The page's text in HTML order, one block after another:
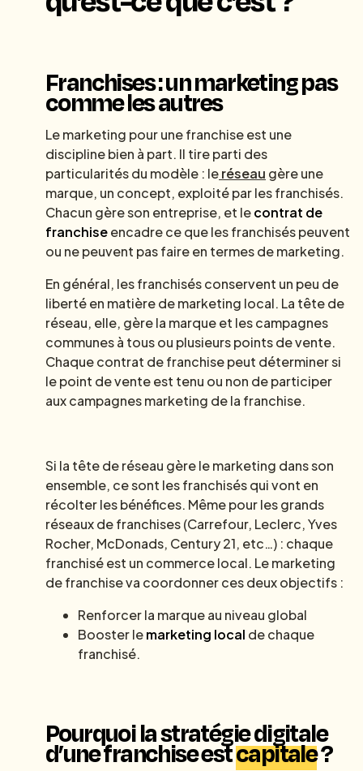
Franchises : un marketing pas
comme les autres
Le marketing pour une franchise est une
discipline bien à part. Il tire parti des
particularités du modèle : leréseau gère une
marque, un concept, exploité par les franchisés.
Chacun gère son entreprise, et lecontrat de
franchiseencadre ce que les franchisés peuvent
ou ne peuvent pas faire en termes de marketing.
En général, les franchisés conservent un peu de
liberté en matière de marketing local. La tête de
réseau, elle, gère la marque et les campagnes
communes à tous ou plusieurs points de vente.
Chaque contrat de franchise peut déterminer si
le point de vente est tenu ou non de participer
aux campagnes marketing de la franchise.
Si la tête de réseau gère le marketing dans son
ensemble, ce sont les franchisés qui vont en
récolter les bénéfices. Même pour les grands
réseaux de franchises (Carrefour, Leclerc, Yves
Rocher, McDonads, Century 21, etc…) : chaque
franchisé est un commerce local. Le marketing
de franchise va coordonner ces deux objectifs :
Renforcer la marque au niveau global
Booster lemarketing local de chaque
franchisé.
Pourquoi la stratégie digitale
d’une franchise estcapitale?